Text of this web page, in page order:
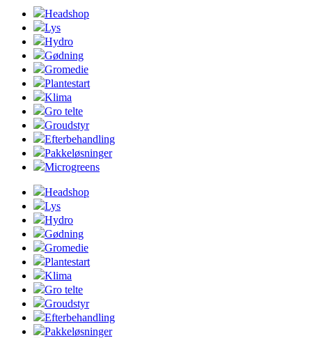
Headshop
Lys
Hydro
Gødning
Gromedie
Plantestart
Klima
Gro telte
Groudstyr
Efterbehandling
Pakkeløsninger
Microgreens
Headshop
Lys
Hydro
Gødning
Gromedie
Plantestart
Klima
Gro telte
Groudstyr
Efterbehandling
Pakkeløsninger